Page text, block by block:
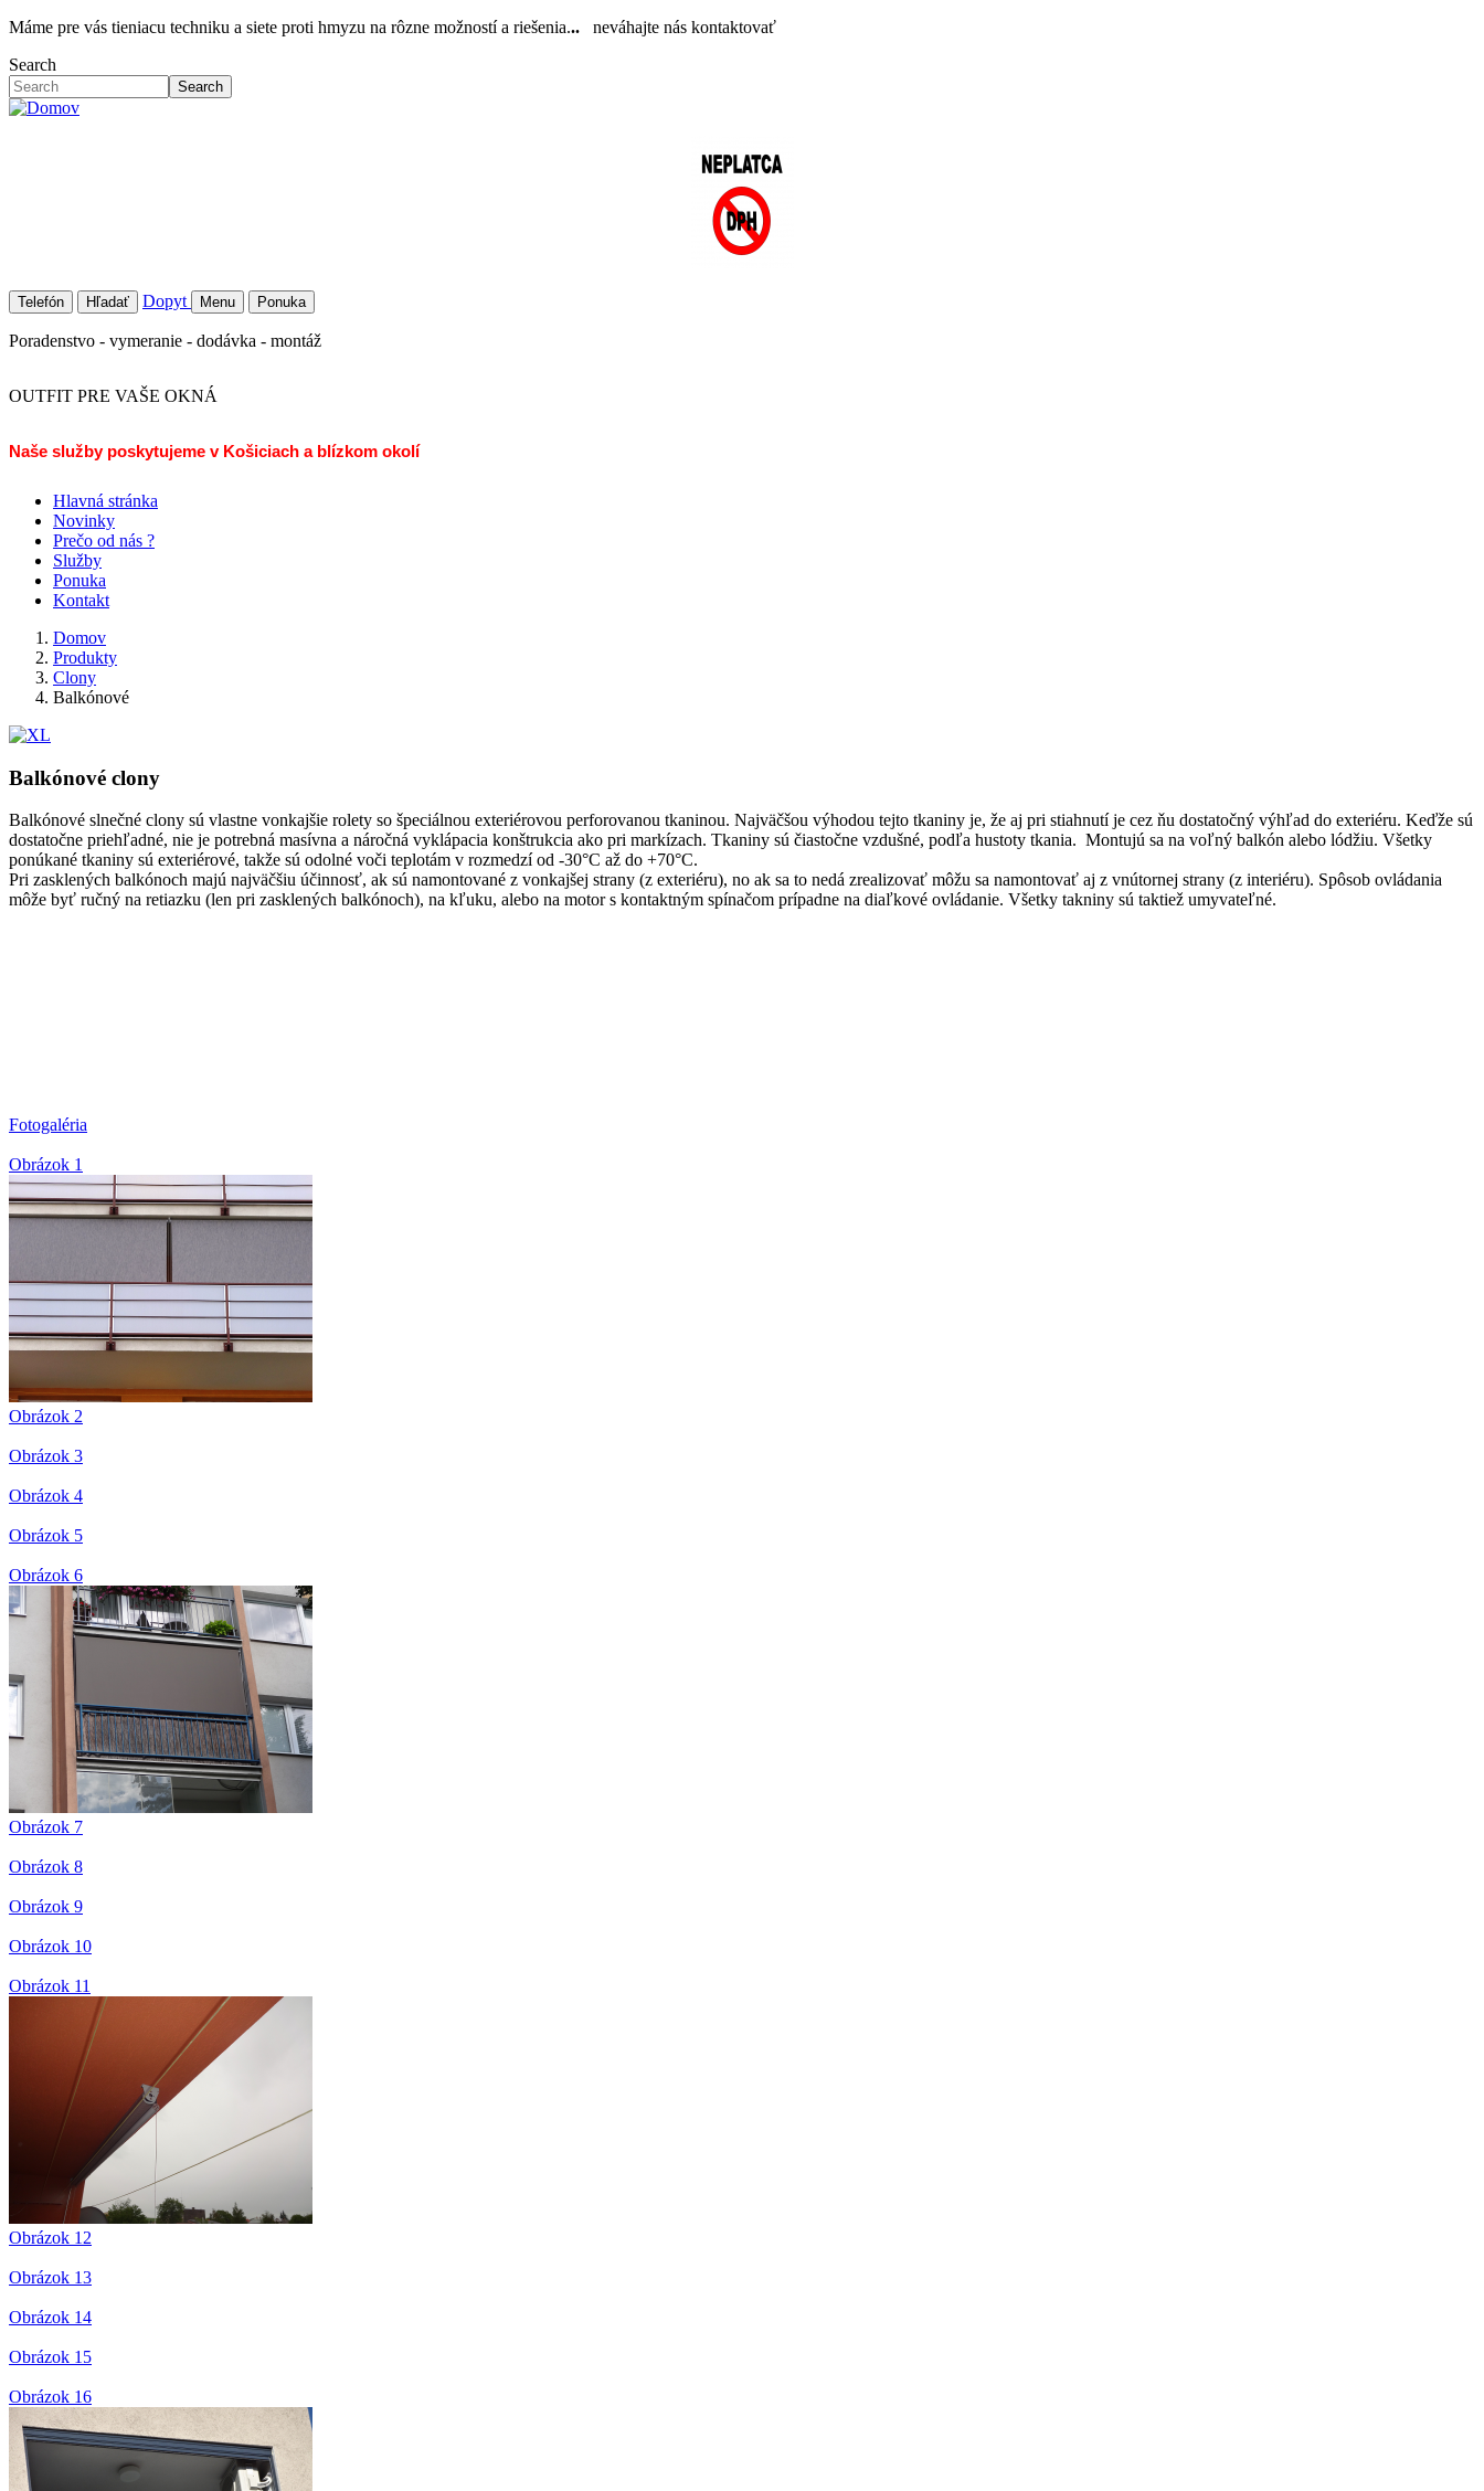
Skočiť
hlavný
obsah
Máme pre vás tieniacu techniku a siete proti hmyzu na rôzne možností a riešenia...
neváhajte nás kontaktovať
Search
Search
Telefón Hľadať Dopyt Menu Ponuka
Poradenstvo - vymeranie - dodávka - montáž
OUTFIT PRE VAŠE OKNÁ
Naše služby poskytujeme v Košiciach a blízkom okolí
Hlavná stránka
Novinky
Prečo od nás ?
Služby
Ponuka
Kontakt
Domov
Produkty
Clony
Balkónové
Balkónové clony
Balkónové slnečné clony sú vlastne vonkajšie rolety so špeciálnou exteriérovou perforovanou tkaninou. Najväčšou výhodou tejto tkaniny je, že aj pri stiahnutí je cez ňu dostatočný výhľad do exteriéru. Keďže sú
dostatočne priehľadné, nie je potrebná masívna a náročná vyklápacia konštrukcia ako pri markízach. Tkaniny sú čiastočne vzdušné, podľa hustoty tkania. Montujú sa na voľný balkón alebo lódžiu. Všetky
ponúkané tkaniny sú exteriérové, takže sú odolné voči teplotám v rozmedzí od -30°C až do +70°C.
Pri zasklených balkónoch majú najväčšiu účinnosť, ak sú namontované z vonkajšej strany (z exteriéru), no ak sa to nedá zrealizovať môžu sa namontovať aj z vnútornej strany (z interiéru). Spôsob ovládania
môže byť ručný na retiazku (len pri zasklených balkónoch), na kľuku, alebo na motor s kontaktným spínačom prípadne na diaľkové ovládanie. Všetky takniny sú taktiež umyvateľné.
Fotogaléria
Obrázok 1
Obrázok 2
Obrázok 3
Obrázok 4
Obrázok 5
Obrázok 6
Obrázok 7
Obrázok 8
Obrázok 9
Obrázok 10
Obrázok 11
Obrázok 12
Obrázok 13
Obrázok 14
Obrázok 15
Obrázok 16